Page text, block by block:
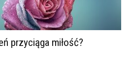
przyciąga miłość?